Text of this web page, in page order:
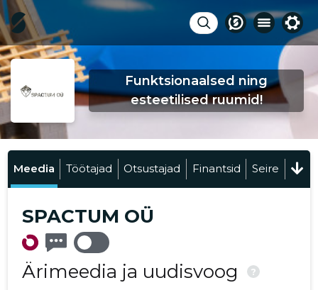
Funktsionaalsed ning
esteetilised ruumid!
Meedia Töötajad Otsustajad Finantsid Seire
SPACTUM OÜ
Ärimeedia ja uudisvoog ?